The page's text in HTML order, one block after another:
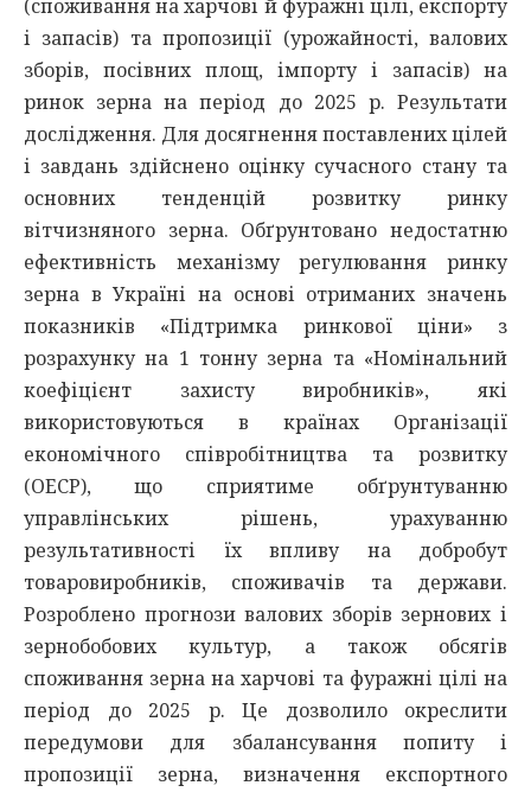
(споживання на харчові й фуражні цілі, експорту
і запасів) та пропозиції (урожайності, валових
зборів, посівних площ, імпорту і запасів) на
ринок зерна на період до 2025 р. Результати
дослідження. Для досягнення поставлених цілей
і завдань здійснено оцінку сучасного стану та
основних тенденцій розвитку ринку
вітчизняного зерна. Обґрунтовано недостатню
ефективність механізму регулювання ринку
зерна в Україні на основі отриманих значень
показників «Підтримка ринкової ціни» з
розрахунку на 1 тонну зерна та «Номінальний
коефіцієнт захисту виробників», які
використовуються в країнах Організації
економічного співробітництва та розвитку
(ОЕСР), що сприятиме обґрунтуванню
управлінських рішень, урахуванню
результативності їх впливу на добробут
товаровиробників, споживачів та держави.
Розроблено прогнози валових зборів зернових і
зернобобових культур, а також обсягів
споживання зерна на харчові та фуражні цілі на
період до 2025 р. Це дозволило окреслити
передумови для збалансування попиту і
пропозиції зерна, визначення експортного